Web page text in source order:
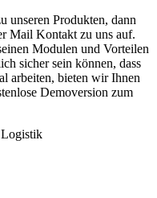
unseren Produkten, dann
Mail Kontakt zu uns auf.
Modulen und Vorteilen
sicher sein können, dass
arbeiten, bieten wir Ihnen
Demoversion zum